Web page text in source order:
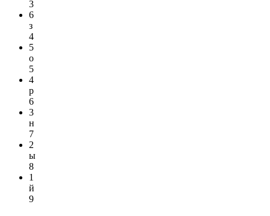
3
6
з
4
5
о
5
4
р
6
3
н
7
2
ы
8
1
й
9